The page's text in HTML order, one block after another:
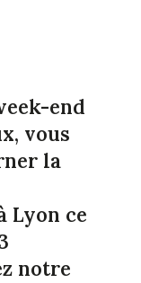
end
vous
la
Lyon ce
notre